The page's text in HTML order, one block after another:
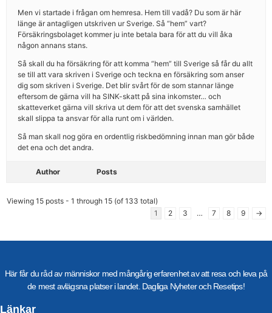
Men vi startade i frågan om hemresa. Hem till vadå? Du som är här
länge är antagligen utskriven ur Sverige. Så “hem” vart?
Försäkringsbolaget kommer ju inte betala bara för att du vill åka
någon annans stans.
Så skall du ha försäkring för att komma “hem” till Sverige så får du allt
se till att vara skriven i Sverige och teckna en försäkring som anser
dig som skriven i Sverige. Det blir svårt för de som stannar länge
eftersom de gärna vill ha SINK-skatt på sina inkomster… och
skatteverket gärna vill skriva ut dem för att det svenska samhället
skall slippa ta ansvar för alla runt om i världen.
Så man skall nog göra en ordentlig riskbedömning innan man gör både
det ena och det andra.
Author Posts
Viewing 15 posts - 1 through 15 (of 133 total)
1
2 3 … 7 8 9 →
Här får du råd av människor med mångårig erfarenhet av att resa och leva på
de mest avlägsna platser i landet. Dagliga Nyheter och Resetips!
Länkar